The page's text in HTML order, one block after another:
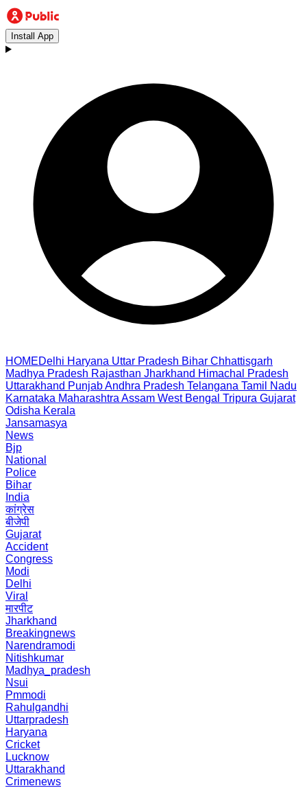
Install App
HOMEDelhi Haryana Uttar Pradesh Bihar Chhattisgarh
Madhya Pradesh Rajasthan Jharkhand Himachal Pradesh
Uttarakhand PunjabAndhra Pradesh Telangana Tamil Nadu
Karnataka Maharashtra Assam West Bengal Tripura Gujarat
Odisha Kerala
Jansamasya
News
Bjp
National
Police
Bihar
India
कांग्रेस
बीजेपी
Gujarat
Accident
Congress
Modi
Delhi
Viral
मारपीट
Jharkhand
Breakingnews
Narendramodi
Nitishkumar
Madhya_pradesh
Nsui
Pmmodi
Rahulgandhi
Uttarpradesh
Haryana
Cricket
Lucknow
Uttarakhand
Crimenews